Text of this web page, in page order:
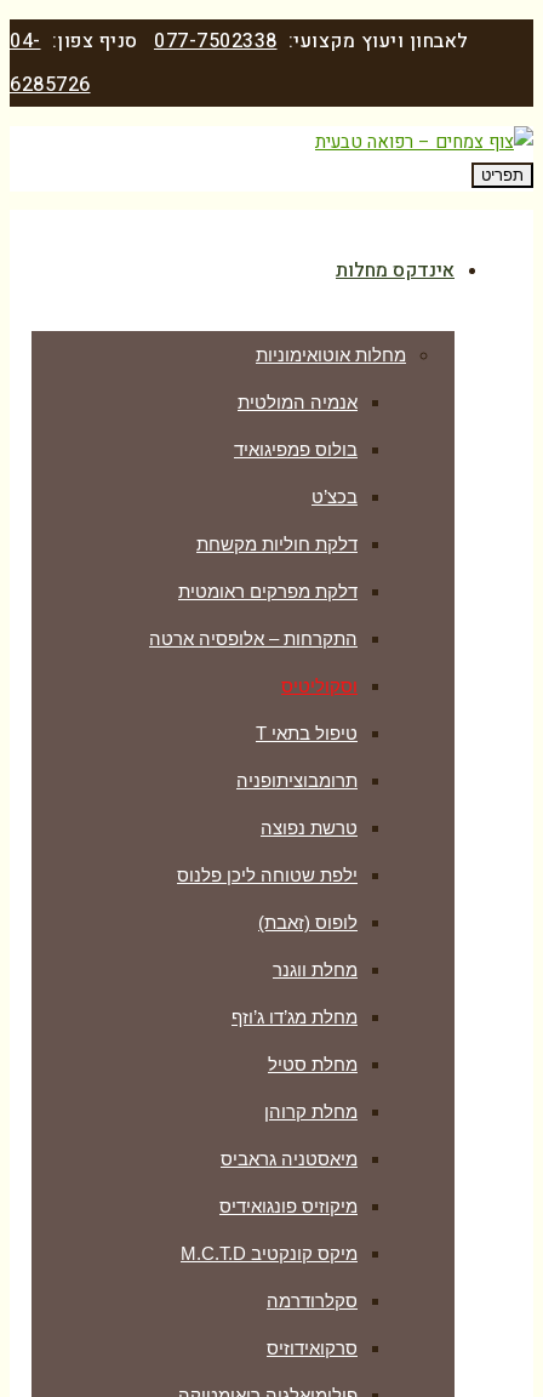
לאבחון ויעוץ מקצועי:077-7502338 סניף צפון:04-
6285726
תפריט
אינדקס מחלות
מחלות אוטואימוניות
אנמיה המולטית
בולוס פמפיגואיד
בכצ’ט
דלקת חוליות מקשחת
דלקת מפרקים ראומטית
התקרחות – אלופסיה ארטה
וסקוליטיס
טיפול בתאי T
תרומבוציתופניה
טרשת נפוצה
ילפת שטוחה ליכן פלנוס
לופוס (זאבת)
מחלת ווגנר
מחלת מג’דו ג’וזף
מחלת סטיל
מחלת קרוהן
מיאסטניה גראביס
מיקוזיס פונגואידיס
מיקס קונקטיב M.C.T.D
סקלרודרמה
סרקואידוזיס